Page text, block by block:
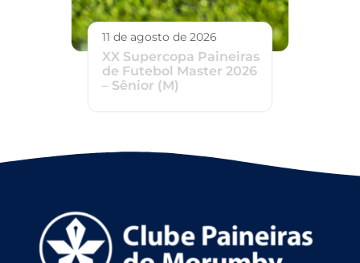
11 de agosto de 2026
XX Supercopa Paineiras
de Futebol Master 2026
– Sênior (M)